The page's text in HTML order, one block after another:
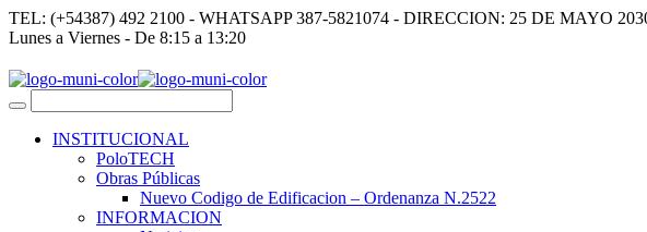
TEL: (+54387) 492 2100 - WHATSAPP 387-5821074 - DIRECCION: 25 DE MAYO
Lunes a Viernes - De 8:15 a 13:20
INSTITUCIONAL
PoloTECH
Obras Públicas
Nuevo Codigo de Edificacion – Ordenanza N.2522
INFORMACION